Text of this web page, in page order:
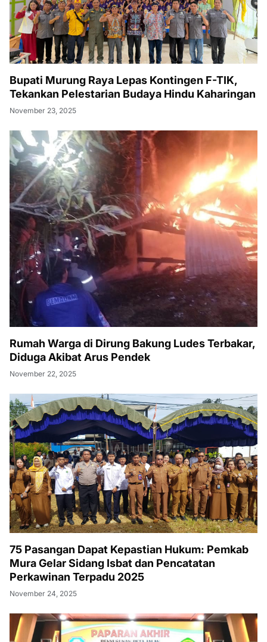
Bupati Murung Raya Lepas Kontingen F-TIK,
Tekankan Pelestarian Budaya Hindu Kaharingan
November 23, 2025
Rumah Warga di Dirung Bakung Ludes Terbakar,
Diduga Akibat Arus Pendek
November 22, 2025
75 Pasangan Dapat Kepastian Hukum: Pemkab
Mura Gelar Sidang Isbat dan Pencatatan
Perkawinan Terpadu 2025
November 24, 2025